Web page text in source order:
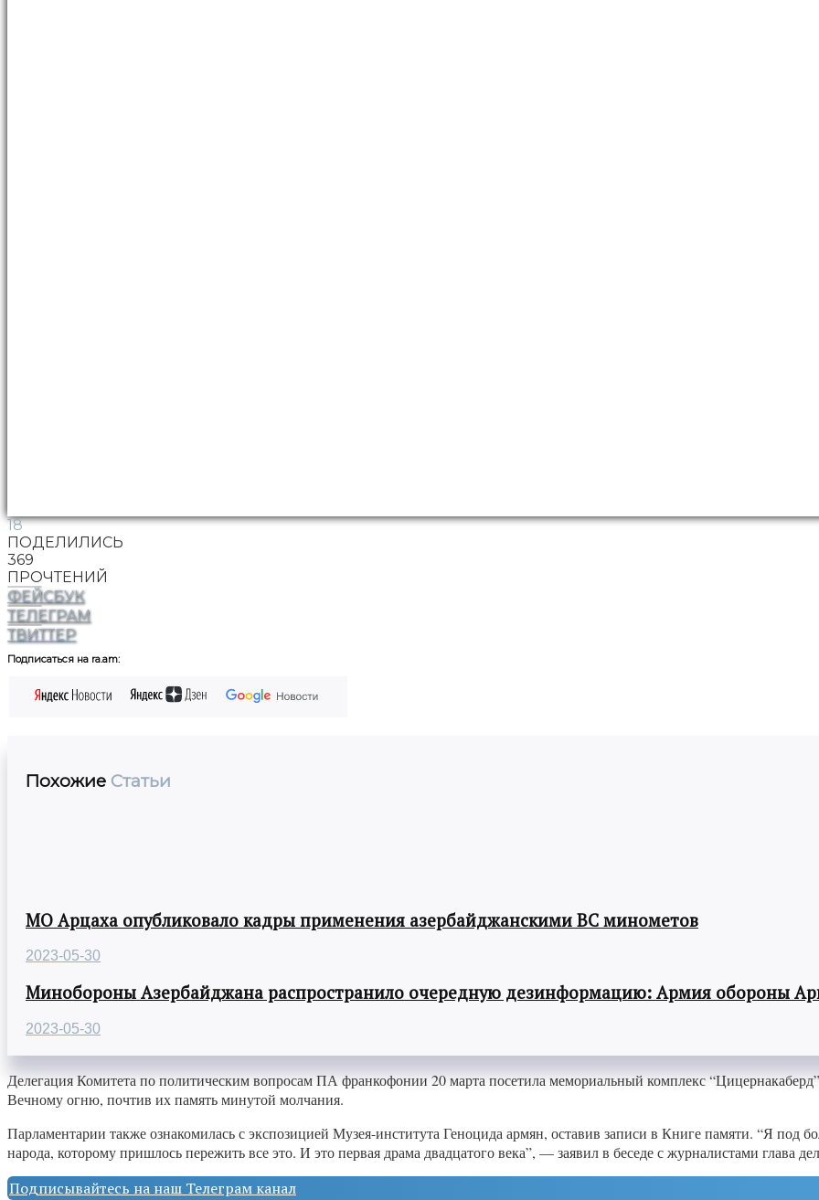
18
ПОДЕЛИЛИСЬ
369
ПРОЧТЕНИЙ
ФЕЙСБУК
ТЕЛЕГРАМ
ТВИТТЕР
Подписаться на ra.am:
Похожие Статьи
МО Арцаха опубликовало кадры применения азербайджанскими ВС минометов
2023-05-30
Минобороны Азербайджана распространило очередную дезинформацию: Армия обороны
2023-05-30
Делегация Комитета по политическим вопросам ПА франкофонии 20 марта посетила мемориальный комплекс
Вечному огню, почтив их память минутой молчания.
Парламентарии также ознакомилась с экспозицией Музея-института Геноцида армян, оставив записи в Книге памяти. “Я под
народа, которому пришлось пережить все это. И это первая драма двадцатого века”, — заявил в беседе с журналистами глава
Подписывайтесь на наш Телеграм канал